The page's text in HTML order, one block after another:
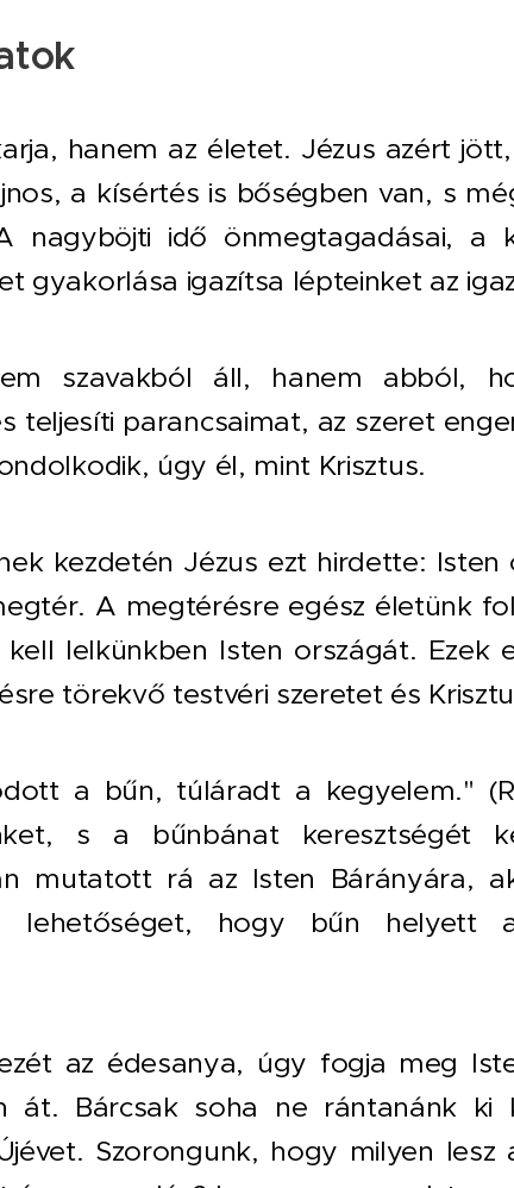
hanem az életet. Jézus azért
a kísértés is bőségben van, s
nagyböjti idő önmegtagadásai, a
gyakorlása igazítsa lépteinket az
szavakból áll, hanem abból,
teljesíti parancsaimat, az szeret
úgy él, mint Krisztus.
kezdetén Jézus ezt hirdette:
A megtérésre egész életünk
lelkünkben Isten országát. Ezek
törekvő testvéri szeretet és
a bűn, túláradt a kegyelem."
s a bűnbánat keresztségét
mutatott rá az Isten Bárányára,
lehetőséget, hogy bűn helyett
az édesanya, úgy fogja meg
át. Bárcsak soha ne rántanánk ki
Szorongunk, hogy milyen lesz